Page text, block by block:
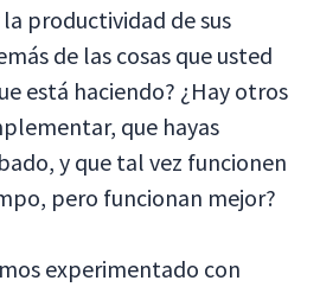
productividad de sus
de las cosas que usted
está haciendo? ¿Hay otros
que hayas
y que tal vez funcionen
pero funcionan mejor?
experimentado con